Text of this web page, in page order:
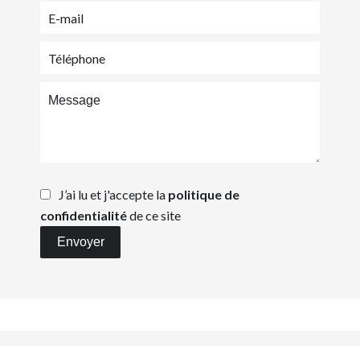
J’ai lu et j'accepte la politique de
confidentialitéde ce site
Envoyer